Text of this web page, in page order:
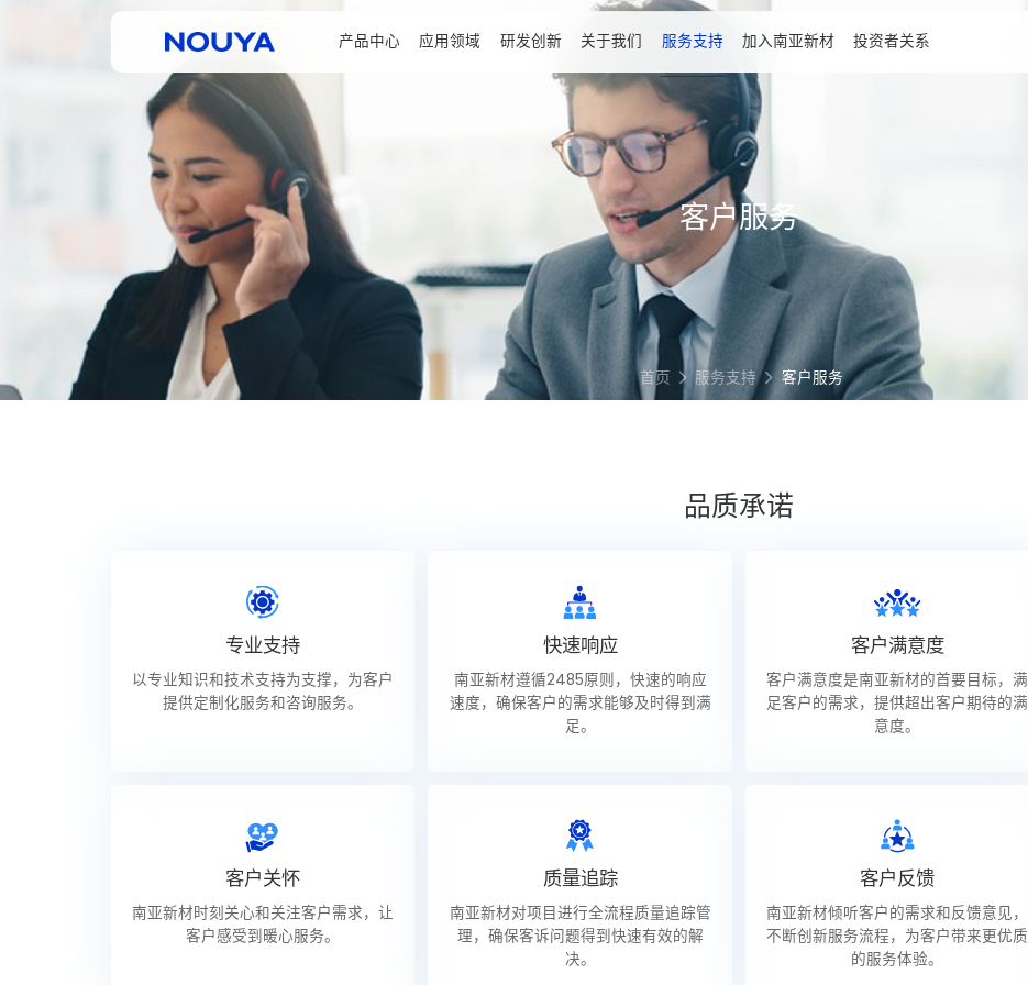
产品中心 应用领域 研发创新 关于我们 服务支持 加⼊南亚新材 投资者关系
客户服务
首页 服务支持 客户服务
品质承诺
专业支持
以专业知识和技术支持为支撑，为客户
提供定制化服务和咨询服务。
快速响应
南亚新材遵循2485原则，快速的响应
速度，确保客户的需求能够及时得到满
足。
客户满意度
客户满意度是南亚新材的首要目标，满
足客户的需求，提供超出客户期待的满
意度。
客户关怀
南亚新材时刻关心和关注客户需求，让
客户感受到暖心服务。
质量追踪
南亚新材对项目进行全流程质量追踪管
理，确保客诉问题得到快速有效的解
决。
客户反馈
南亚新材倾听客户的需求和反馈意见，
不断创新服务流程，为客户带来更优质
的服务体验。